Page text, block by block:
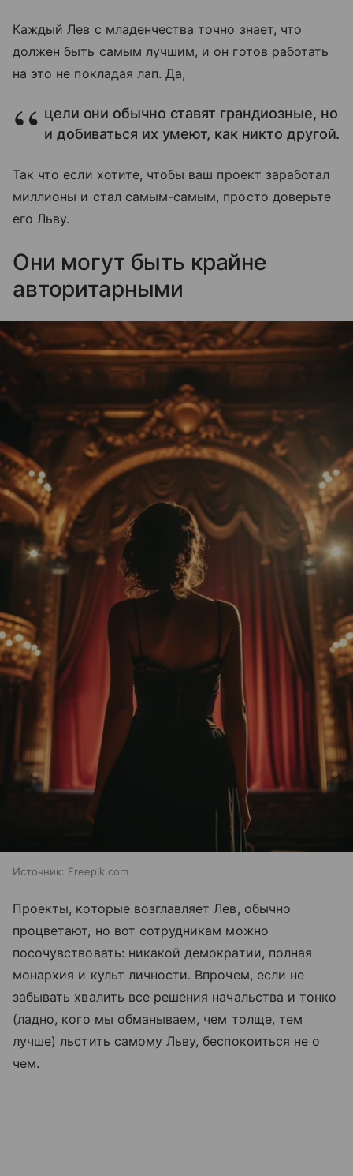
Каждый Лев с младенчества точно знает, что
должен быть самым лучшим, и он готов работать
на это не покладая лап. Да,
цели они обычно ставят грандиозные, но
и добиваться их умеют, как никто другой.
Так что если хотите, чтобы ваш проект заработал
миллионы и стал самым-самым, просто доверьте
его Льву.
Они могут быть крайне
авторитарными
Источник: Freepik.com
Проекты, которые возглавляет Лев, обычно
процветают, но вот сотрудникам можно
посочувствовать: никакой демократии, полная
монархия и культ личности. Впрочем, если не
забывать хвалить все решения начальства и тонко
(ладно, кого мы обманываем, чем толще, тем
лучше) льстить самому Льву, беспокоиться не о
чем.